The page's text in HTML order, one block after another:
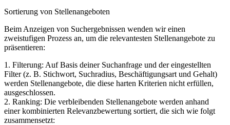
Sortierung von Stellenangeboten
Beim Anzeigen von Suchergebnissen wenden wir einen
zweistufigen Prozess an, um die relevantesten Stellenangebote zu
präsentieren:
1. Filterung: Auf Basis deiner Suchanfrage und der eingestellten
Filter (z. B. Stichwort, Suchradius, Beschäftigungsart und Gehalt)
werden Stellenangebote, die diese harten Kriterien nicht erfüllen,
ausgeschlossen.
2. Ranking: Die verbleibenden Stellenangebote werden anhand
einer kombinierten Relevanzbewertung sortiert, die sich wie folgt
zusammensetzt: